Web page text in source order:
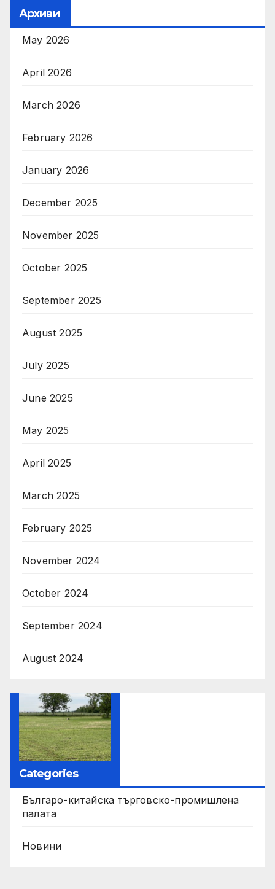
Архиви
May 2026
April 2026
March 2026
February 2026
January 2026
December 2025
November 2025
October 2025
September 2025
August 2025
July 2025
June 2025
May 2025
April 2025
March 2025
February 2025
November 2024
October 2024
September 2024
August 2024
Categories
Българо-китайска търговско-промишлена
палата
Новини